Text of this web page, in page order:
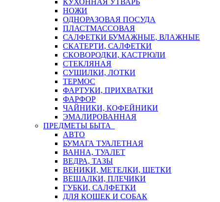
КУХОННАЯ УТВАРЬ
НОЖИ
ОДНОРАЗОВАЯ ПОСУДА
ПЛАСТМАССОВАЯ
САЛФЕТКИ БУМАЖНЫЕ, ВЛАЖНЫЕ
СКАТЕРТИ, САЛФЕТКИ
СКОВОРОДКИ, КАСТРЮЛИ
СТЕКЛЯНАЯ
СУШИЛКИ, ЛОТКИ
ТЕРМОС
ФАРТУКИ, ПРИХВАТКИ
ФАРФОР
ЧАЙНИКИ, КОФЕЙНИКИ
ЭМАЛИРОВАННАЯ
ПРЕДМЕТЫ БЫТА
АВТО
БУМАГА ТУАЛЕТНАЯ
ВАННА, ТУАЛЕТ
ВЕДРА, ТАЗЫ
ВЕНИКИ, МЕТЕЛКИ, ЩЕТКИ
ВЕШАЛКИ, ПЛЕЧИКИ
ГУБКИ, САЛФЕТКИ
ДЛЯ КОШЕК И СОБАК